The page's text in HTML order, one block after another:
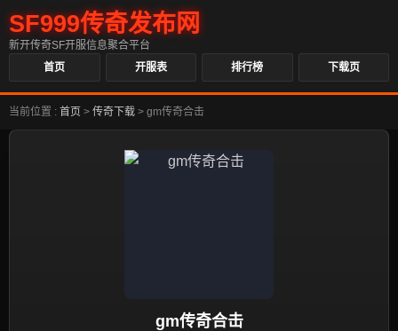
SF999传奇发布网
新开传奇SF开服信息聚合平台
首页
开服表 排行榜 下载页
当前位置 : 首页 > 传奇下载 > gm传奇合击
gm传奇合击